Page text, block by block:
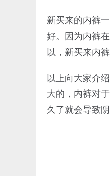
新买来的内裤
好。因为内裤
以，新买来内
以上向大家介
大的，内裤对
久了就会导致